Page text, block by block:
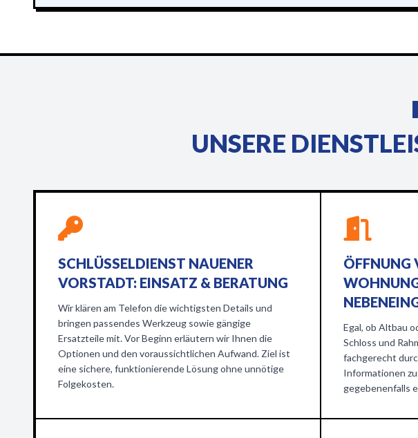
UNSERE
SCHLÜSSELDIENST NAUENER
VORSTADT: EINSATZ & BERATUNG
Wir klären am Telefon die wichtigsten Details und
bringen passendes Werkzeug sowie gängige
Ersatzteile mit. Vor Beginn erläutern wir Ihnen die
Optionen und den voraussichtlichen Aufwand. Ziel ist
eine sichere, funktionierende Lösung ohne unnötige
Folgekosten.
ÖFFNUNG
Egal, ob Altbau
Schloss und
fachgerecht
Informationen
gegebenenfalls